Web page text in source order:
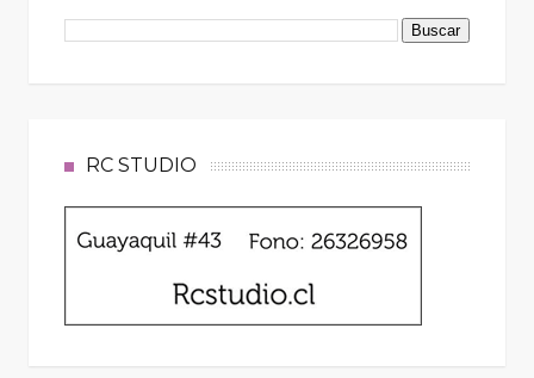
RC STUDIO